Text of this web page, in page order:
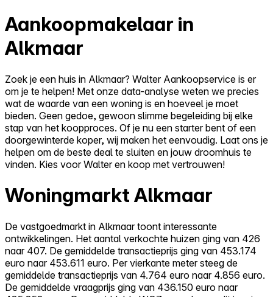
Aankoopmakelaar in
Alkmaar
Zoek je een huis in Alkmaar? Walter Aankoopservice is er
om je te helpen! Met onze data-analyse weten we precies
wat de waarde van een woning is en hoeveel je moet
bieden. Geen gedoe, gewoon slimme begeleiding bij elke
stap van het koopproces. Of je nu een starter bent of een
doorgewinterde koper, wij maken het eenvoudig. Laat ons je
helpen om de beste deal te sluiten en jouw droomhuis te
vinden. Kies voor Walter en koop met vertrouwen!
Woningmarkt Alkmaar
De vastgoedmarkt in Alkmaar toont interessante
ontwikkelingen. Het aantal verkochte huizen ging van 426
naar 407. De gemiddelde transactieprijs ging van 453.174
euro naar 453.611 euro. Per vierkante meter steeg de
gemiddelde transactieprijs van 4.764 euro naar 4.856 euro.
De gemiddelde vraagprijs ging van 436.150 euro naar